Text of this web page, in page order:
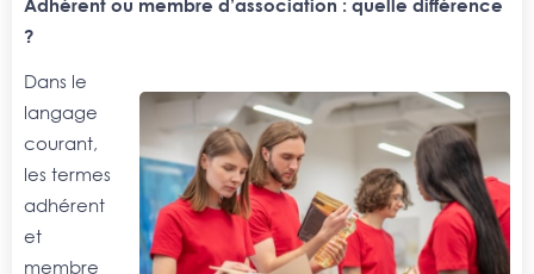
Adhérent ou membre d’association : quelle différence
?
Dans le
langage
courant,
les termes
adhérent
et
membre